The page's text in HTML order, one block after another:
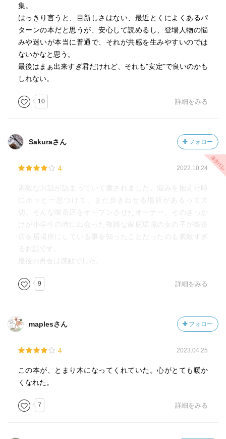
集。
はっきり言うと、目新しさはない、最近とくによくあるパ
ターンの本だと思うが、安心して読めるし、登場人物の悩
みや迷いが本当に普通で、それが共感を生みやすいのでは
ないかなと思う。
最後はまぁ出来すぎ君だけれど、それも"安定"で良いのかも
しれない。
10 詳細をみる
Sakuraさん フォロー
4 2022.10.24
素敵なお話が詰まっていて癒されました。悩みを抱えた時
にホッと一息つけて、また歩き出せる場所があるって大
切。そんな喫茶店をオープンさせたオーナー。そのきっか
けが小学生の時に出会った複雑な家庭環境の女の子が喫茶
店を居場所にしている事を知ったことだったのも素敵すぎ
るお話です。
最後の再会は感動でした。
9 詳細をみる
maplesさん フォロー
4 2023.04.25
この本が、とまり木になってくれていた。心がとても暖か
くなれた。
7 詳細をみる